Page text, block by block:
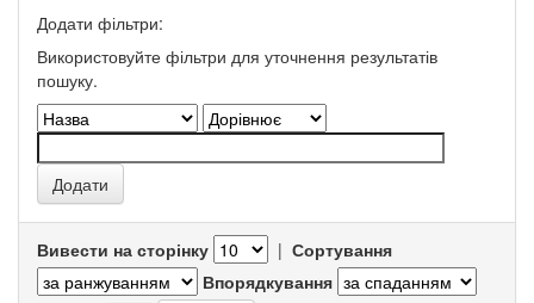
Додати фільтри:
Використовуйте фільтри для уточнення результатів
пошуку.
Вивести на сторінку | Сортування
Впорядкування